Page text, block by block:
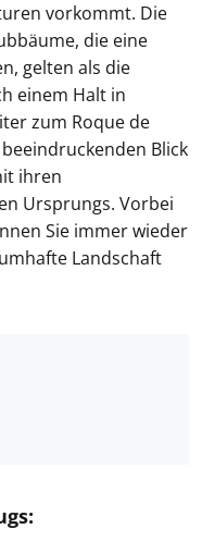
vorkommt. Die
die eine
gelten als die
einem Halt in
zum Roque de
Blick
ihren
Ursprungs. Vorbei
Sie immer wieder
Landschaft